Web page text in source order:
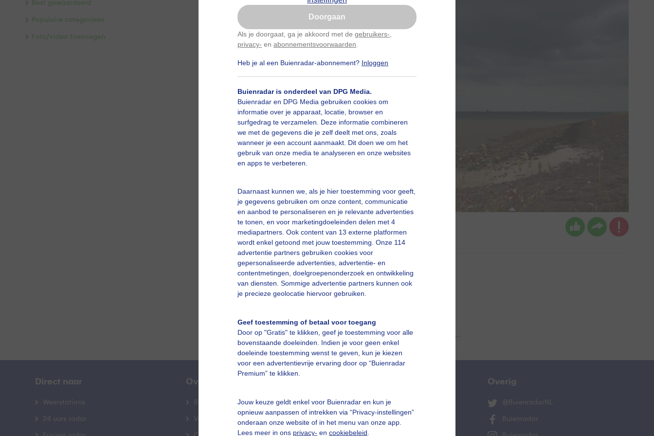
Doorgaan
Als je doorgaat, ga je akkoord met de gebruikers-
privacy- en abonnementsvoorwaarden
Heb je al een Buienradar-abonnement? Inloggen
Buienradar is onderdeel van DPG Media.
Buienradar en DPG Media gebruiken cookies om
informatie over je apparaat, locatie, browser en
surfgedrag te verzamelen. Deze informatie combineren
we met de gegevens die je zelf deelt met ons, zoals
wanneer je een account aanmaakt. Dit doen we om het
gebruik van onze media te analyseren en onze websites
en apps te verbeteren.
Daarnaast kunnen we, als je hier toestemming voor geeft,
je gegevens gebruiken om onze content, communicatie
en aanbod te personaliseren en je relevante advertenties
te tonen, en voor marketingdoeleinden delen met 4
mediapartners. Ook content van 13 externe platformen
wordt enkel getoond met jouw toestemming. Onze 114
advertentie partners gebruiken cookies voor
gepersonaliseerde advertenties, advertentie- en
contentmetingen, doelgroepenonderzoek en ontwikkeling
van diensten. Sommige advertentie partners kunnen ook
je precieze geolocatie hiervoor gebruiken.
Geef toestemming of betaal voor toegang
Door op "Gratis" te klikken, geef je toestemming voor alle
bovenstaande doeleinden. Indien je voor geen enkel
doeleinde toestemming wenst te geven, kun je kiezen
voor een advertentievrije ervaring door op “Buienradar
Premium” te klikken.
Jouw keuze geldt enkel voor Buienradar en kun je
opnieuw aanpassen of intrekken via “Privacy-instellingen”
onderaan onze website of in het menu van onze app.
Lees meer in ons privacy- en cookiebeleid
Door: Vivian Kramer Gemaakt: 07-06-2026, 77x bekeken
Bekijk slideshow
Een moment geduld aub...
Best gewaardeerd
Populaire categorieën
Foto/video toevoegen
Direct naar
Weerstations
24 uurs radar
Over Buienradar
Bedrijfsgegevens
Veelgestelde vragen
De Bilt
Overig
@BuienradarNL
Buienradar
Nu niet, misschien later
Gebruik je Safari en wil je niet elke dag deze pop-up
Klikhierom dit aan te passen